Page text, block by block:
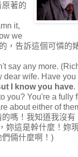
著的
it,
we
，告訴這個可憐的
say any more.
dear wife. Have
I know you have.
you? You're a fully
about either of
嗎！我知道我沒
妳這是幹什麼！妳
倆什麼啊！)